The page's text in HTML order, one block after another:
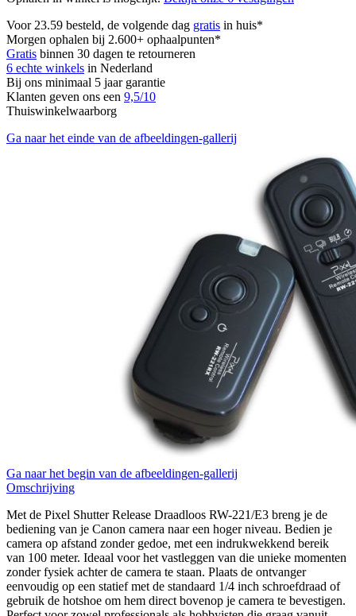
Voor 23.59 besteld, de volgende dag gratis in huis*
Morgen ophalen bij 2.600+ ophaalpunten*
Gratis binnen 30 dagen te retourneren
6 echte winkels in Nederland
Bij ons minimaal 5 jaar garantie
Klanten geven ons een 9,5/10
Thuiswinkelwaarborg
Ga naar het einde van de afbeeldingen-gallerij
Ga naar het begin van de afbeeldingen-gallerij
Omschrijving
Met de Pixel Shutter Release Draadloos RW-221/E3 breng je de
bediening van je Canon camera naar een hoger niveau. Bedien je
camera op afstand zonder gedoe, met een indrukwekkend bereik
van 100 meter. Ideaal voor het vastleggen van die unieke momenten
zonder fysiek achter de camera te staan. Plaats de ontvanger
eenvoudig op een statief met de standaard 1/4 inch schroefdraad of
gebruik de hotshoe om hem direct bovenop je camera te bevestigen.